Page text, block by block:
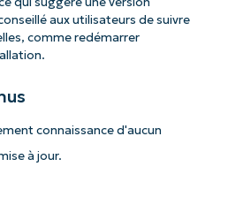
aux utilisateurs de suivre
comme redémarrer
connaissance d'aucun
à jour.